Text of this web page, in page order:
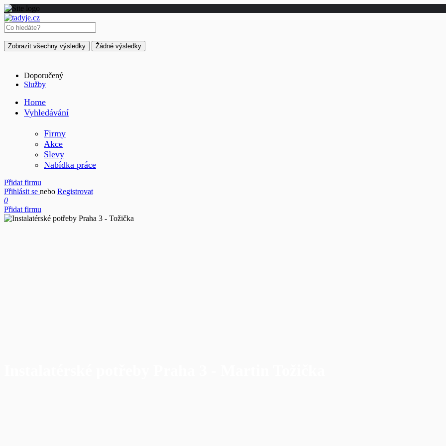
Zobrazit všechny výsledky Žádné výsledky
Doporučený
Služby
Home
Vyhledávání
Firmy
Akce
Slevy
Nabídka práce
Přidat firmu
Přihlásit se nebo Registrovat
0
Přidat firmu